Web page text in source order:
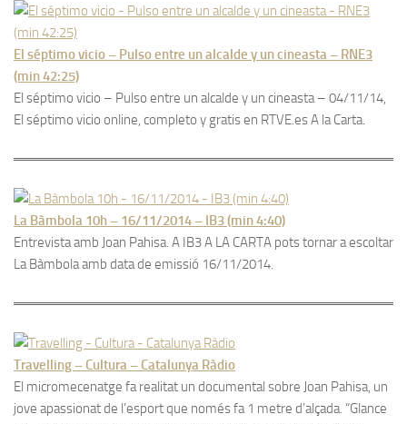
El séptimo vicio – Pulso entre un alcalde y un cineasta – RNE3
(min 42:25)
El séptimo vicio – Pulso entre un alcalde y un cineasta – 04/11/14,
El séptimo vicio online, completo y gratis en RTVE.es A la Carta.
La Bàmbola 10h – 16/11/2014 – IB3 (min 4:40)
Entrevista amb Joan Pahisa. A IB3 A LA CARTA pots tornar a escoltar
La Bàmbola amb data de emissió 16/11/2014.
Travelling – Cultura – Catalunya Ràdio
El micromecenatge fa realitat un documental sobre Joan Pahisa, un
jove apassionat de l’esport que només fa 1 metre d’alçada. “Glance